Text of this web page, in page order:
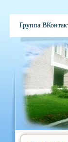
Группа
Электронная